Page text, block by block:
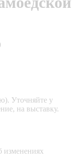
Уточняйте у
на выставку.